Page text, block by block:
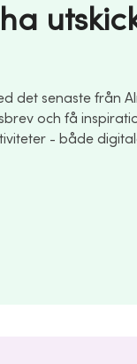
det senaste från
och få
- både